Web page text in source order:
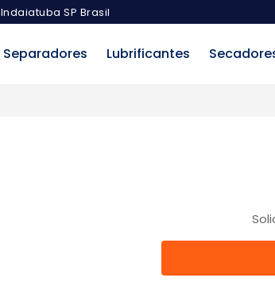
Indaiatuba SP Brasil
Separadores Lubrificantes